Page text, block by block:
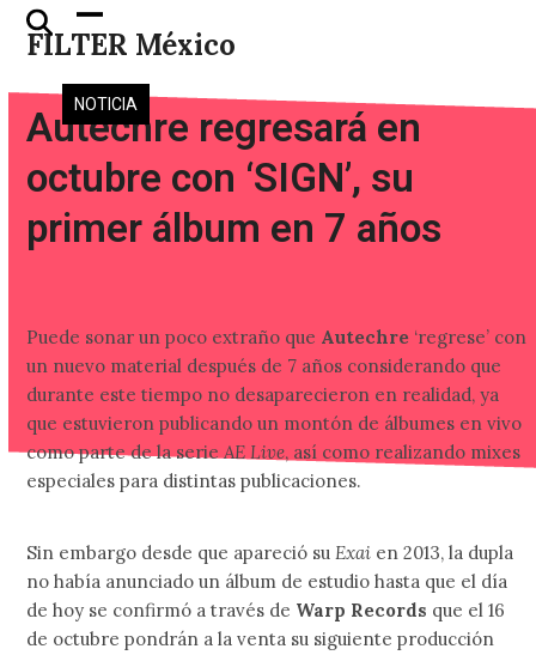
Skip
FILTER México
Open
mobile
menu
Close
mobile
menu
NOTICIA
Autechre regresará en
octubre con ‘SIGN’, su
primer álbum en 7 años
Puede sonar un poco extraño que Autechre ‘regrese’ con
un nuevo material después de 7 años considerando que
durante este tiempo no desaparecieron en realidad, ya
que estuvieron publicando un montón de álbumes en vivo
como parte de la serieAE Live, así como realizando mixes
especiales para distintas publicaciones.
Sin embargo desde que apareció su Exai en 2013, la dupla
no había anunciado un álbum de estudio hasta que el día
de hoy se confirmó a través de Warp Records que el 16
de octubre pondrán a la venta su siguiente producción